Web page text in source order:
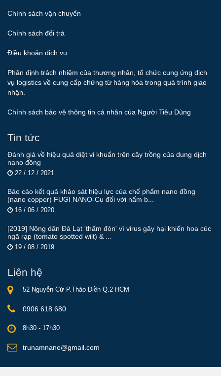
Chính sách vận chuyển
Chính sách đổi trả
Điều khoản dịch vụ
Phân định trách nhiệm của thương nhân, tổ chức cung ứng dịch
vụ logistics về cung cấp chứng từ hàng hóa trong quá trình giao
nhận.
Chính sách bảo vệ thông tin cá nhân của Người Tiêu Dùng
Tin tức
Đánh giá về hiệu quả diệt vi khuẩn trên cây trồng của dung dịch
nano đồng
22 / 12 / 2021
Báo cáo kết quả khảo sát hiệu lực của chế phẩm nano đồng
(nano copper) FUGI NANO-Cu đối với nấm b...
16 / 06 / 2020
[2019] Nông dân Đà Lạt 'thấm đòn' vì virus gây hại khiến hoa cúc
ngã rạp (tomato spotted wilt) & ...
19 / 08 / 2019
Liên hệ
52 Nguyễn Cừ P.Thảo Điền Q.2 HCM
0906 618 680
8h30 - 17h30
trunamnano@gmail.com